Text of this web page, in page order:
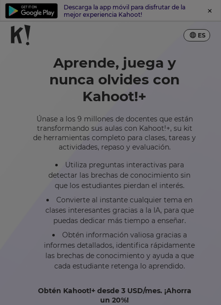
Descarga la app móvil para disfrutar de la
mejor experiencia Kahoot!
ES
Aprende, juega y
nunca olvides con
Kahoot!+
Únase a los 9 millones de docentes que están
transformando sus aulas con Kahoot!+, su kit
de herramientas completo para clases, tareas y
actividades, repaso y evaluación.
Utiliza preguntas interactivas para
detectar las brechas de conocimiento sin
que los estudiantes pierdan el interés.
Convierte al instante cualquier tema en
clases interesantes gracias a la IA, para que
puedas dedicar más tiempo a enseñar.
Obtén información valiosa gracias a
informes detallados, identifica rápidamente
las brechas de conocimiento y ayuda a que
cada estudiante retenga lo aprendido.
Obtén Kahoot!+ desde 3 USD/mes. ¡Ahorra
un 20%!